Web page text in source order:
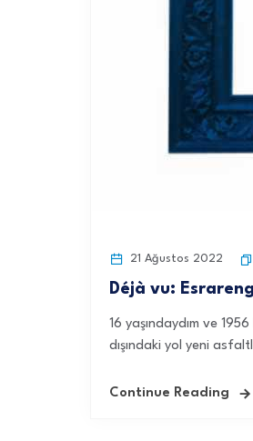
21 Ağustos 2022
Déjà vu:
16 yaşındaydım ve
dışındaki yol yeni
Continue Reading